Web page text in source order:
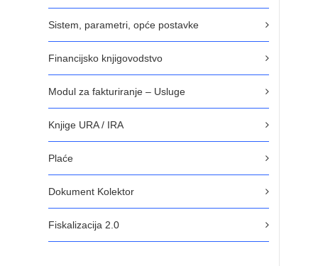
Sistem, parametri, opće postavke
Financijsko knjigovodstvo
Modul za fakturiranje – Usluge
Knjige URA / IRA
Plaće
Dokument Kolektor
Fiskalizacija 2.0